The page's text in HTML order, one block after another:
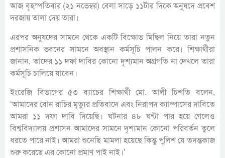
আজ বৃহস্পতিবার (২১ নভেম্বর) বেলা সাড়ে ১১টার দিকে অনুষদে প্রবেশ
দরজায় তালা দেয় তারা।
এরপর অনুষদের সামনে থেকে একটি বিক্ষোভ মিছিল নিয়ে তারা নতুন
প্রশাসনিক ভবনের সামনে অবস্থান কর্মসূচি পালন করে। শিক্ষার্থীরা
জানান, তাদের ১১ দফা দাবির কোনো দৃশ্যমান অগ্রগতি না দেখলে তারা
কর্মসূচি চালিয়ে যাবেন।
ইংরেজি বিভাগের ৫৩ ব্যাচের শিক্ষার্থী মো. আলী চিশতি বলেন,
‘আমাদের বোন রাচির মৃত্যুর প্রতিবাদে এবং নিরাপদ ক্যাম্পাসের দাবিতে
আমরা ১১ দফা দাবি দিয়েছি। ঘটনার ৪৮ ঘণ্টা পার হয়ে গেলেও
বিশ্ববিদ্যালয় প্রশাসন আমাদের সামনে দৃশ্যমান কোনো পরিবর্তন তুলে
ধরতে পারে নাই। আমরা শুনেছি মামলা হয়েছে কিন্তু পুলিশ যে তদন্তকাজ
শুরু করেছে এর কোনো প্রমাণ পাই নাই।’